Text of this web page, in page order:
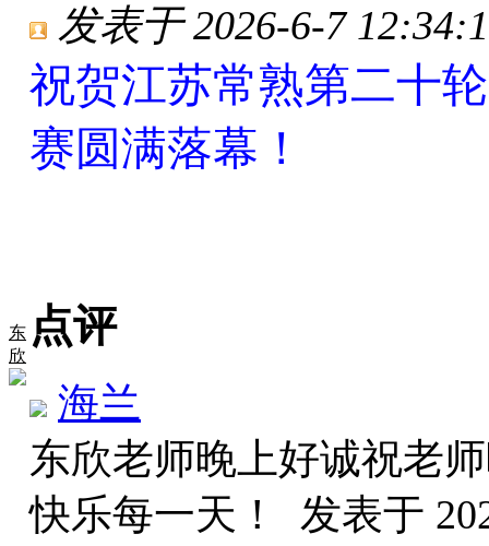
东
欣
发表于 2026-6-7
祝贺江苏常熟第二十
赛圆满落幕！
点评
海兰
东欣老师晚上好诚祝老
快乐每一天！ 发表于